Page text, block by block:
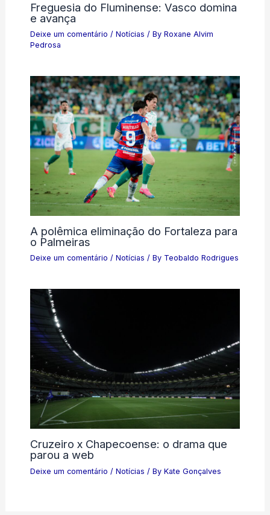
Freguesia do Fluminense: Vasco domina
e avança
Deixe um comentário / Notícias / By Roxane Alvim
Pedrosa
A polêmica eliminação do Fortaleza para
o Palmeiras
Deixe um comentário / Notícias / By Teobaldo Rodrigues
Cruzeiro x Chapecoense: o drama que
parou a web
Deixe um comentário / Notícias / By Kate Gonçalves